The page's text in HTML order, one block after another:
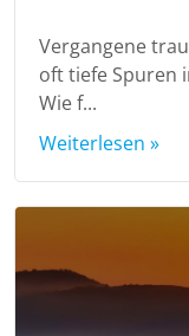
Vergangene
oft tiefe Spuren
Wie f...
Weiterlesen »